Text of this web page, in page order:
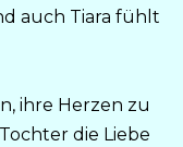
auch Tiara fühlt
ihre Herzen zu
die Liebe